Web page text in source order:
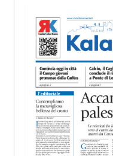
con disabilità nelle
centri di
contribuiscono
«Prendersi cura
accoglienza e
Adimari.
Tra i partecipanti
accanto agli
«Un’esperienza di